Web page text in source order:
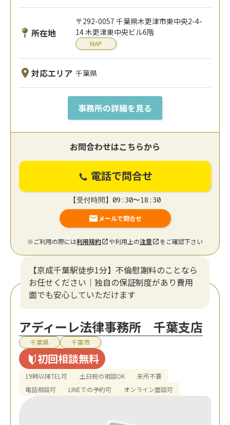
所在地
〒292-0057 千葉県木更津市東中央2-4-
14 木更津東中央ビル6階
MAP
対応エリア 千葉県
事務所の詳細を見る
お問合わせはこちらから
電話で問合せ
【受付時間】09:30〜18:30
メールで問合せ
※ご利用の際には利用規約 や利用上の注意 をご確認下さい
【京成千葉駅徒歩1分】不倫慰謝料のことなら
お任せください｜独自の保証制度があり費用
面でも安心していただけます
アディーレ法律事務所 千葉支店
千葉県 千葉市
初回相談無料
19時以降TEL可 土日祝の相談OK
来所不要
電話相談可
LINEでの予約可 オンライン面談可